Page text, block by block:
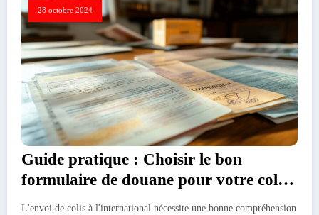
28 octobre 2024
Guide pratique : Choisir le bon
formulaire de douane pour votre colis
Colissimo international
L'envoi de colis à l'international nécessite une bonne compréhension